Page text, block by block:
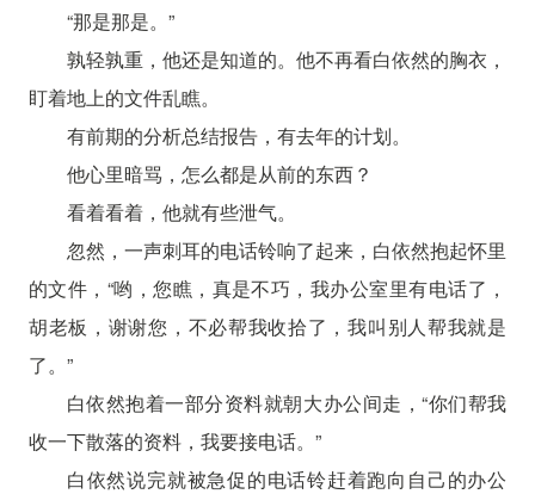
“那是那是。”
孰轻孰重，他还是知道的。他不再看白依然的胸衣，
盯着地上的文件乱瞧。
有前期的分析总结报告，有去年的计划。
他心里暗骂，怎么都是从前的东西？
看着看着，他就有些泄气。
忽然，一声刺耳的电话铃响了起来，白依然抱起怀里
的文件，“哟，您瞧，真是不巧，我办公室里有电话了，
胡老板，谢谢您，不必帮我收拾了，我叫别人帮我就是
了。”
白依然抱着一部分资料就朝大办公间走，“你们帮我
收一下散落的资料，我要接电话。”
白依然说完就被急促的电话铃赶着跑向自己的办公